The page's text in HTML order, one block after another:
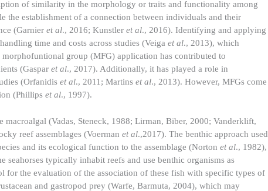
of similarity in the morphology or traits and functionality among
the establishment of a connection between individuals and their
(Garnier et al., 2016; Kunstler et al., 2016). Identifying and applying
time and costs across studies (Veiga et al., 2013), which
group (MFG) application has contributed to
(Gaspar et al., 2017). Additionally, it has played a role in
(Orfanidis et al., 2011; Martins et al., 2013). However, MFGs come
(Phillips et al., 1997).
(Vadas, Steneck, 1988; Lirman, Biber, 2000; Vanderklift,
reef assemblages (Voerman et al.,2017). The benthic approach used
and its ecological function to the assemblage (Norton et al., 1982),
seahorses typically inhabit reefs and use benthic organisms as
the evaluation of the association of these fish with specific types of
and gastropod prey (Warfe, Barmuta, 2004), which may